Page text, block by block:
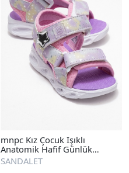
mnpc Kız Çocuk Işıklı
Anatomik Hafif Günlük
Sandalet
SANDALET